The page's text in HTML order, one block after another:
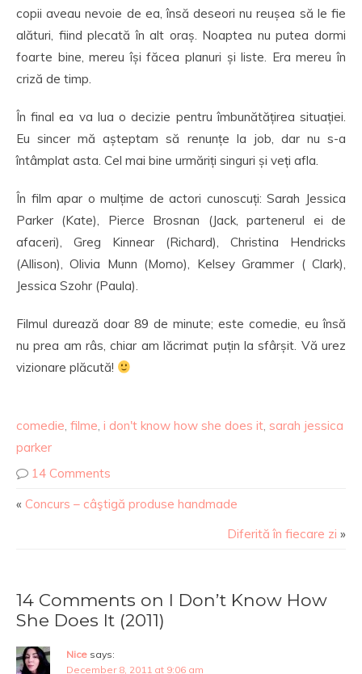
copii aveau nevoie de ea, însă deseori nu reușea să le fie
alături, fiind plecată în alt oraș. Noaptea nu putea dormi
foarte bine, mereu își făcea planuri și liste. Era mereu în
criză de timp.
În final ea va lua o decizie pentru îmbunătățirea situației.
Eu sincer mă așteptam să renunțe la job, dar nu s-a
întâmplat asta. Cel mai bine urmăriți singuri și veți afla.
În film apar o mulțime de actori cunoscuți: Sarah Jessica
Parker (Kate), Pierce Brosnan (Jack, partenerul ei de
afaceri), Greg Kinnear (Richard), Christina Hendricks
(Allison), Olivia Munn (Momo), Kelsey Grammer ( Clark),
Jessica Szohr (Paula).
Filmul durează doar 89 de minute; este comedie, eu însă
nu prea am râs, chiar am lăcrimat puțin la sfârșit. Vă urez
vizionare plăcută!
comedie, filme, i don't know how she does it, sarah jessica
parker
14 Comments
« Concurs – câştigă produse handmade
Diferită în fiecare zi »
14 Comments on I Don’t Know How
She Does It (2011)
Nice says:
December 8, 2011 at 9:06 am